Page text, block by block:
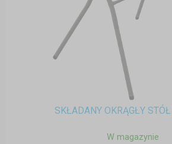
SKŁADANY OKRĄGŁY
W magazynie